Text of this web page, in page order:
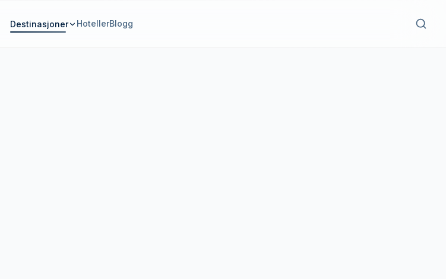
Destinasjoner HotellerBlogg